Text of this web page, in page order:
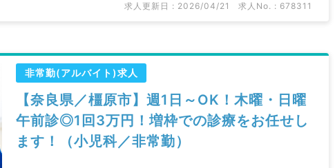
求人更新日 : 2026/04/21 求人No. : 678311
非常勤(アルバイト)求人
【奈良県／橿原市】週1日～OK！木曜・日曜
午前診◎1回3万円！増枠での診療をお任せし
ます！（小児科／非常勤）